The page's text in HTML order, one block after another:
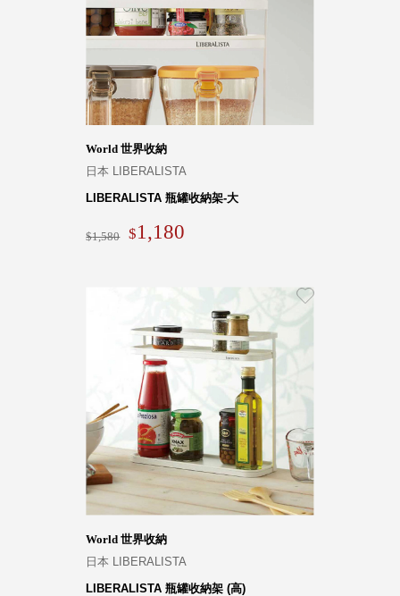
World 世界收納
日本 LIBERALISTA
LIBERALISTA 瓶罐收納架-大
1,580 1,180
World 世界收納
日本 LIBERALISTA
LIBERALISTA 瓶罐收納架 (高)